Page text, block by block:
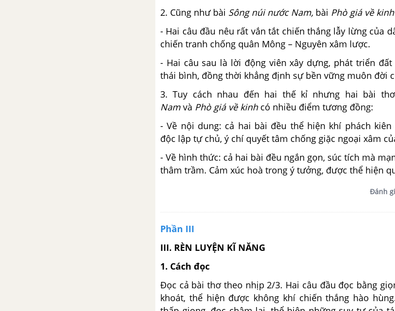
2. Cũng như bài Sông núi nước Nam, bài Phò giá về kinh
- Hai câu đầu nêu rất vắn tắt chiến thắng lẫy lừng của
chiến tranh chống quân Mông – Nguyên xâm lược.
- Hai câu sau là lời động viên xây dựng, phát triển
thái bình, đồng thời khẳng định sự bền vững muôn đời
3. Tuy cách nhau đến hai thế kỉ nhưng hai bài thơ
Nam và Phò giá về kinhcó nhiều điểm tương đồng:
- Về nội dung: cả hai bài đều thể hiện khí phách
độc lập tự chủ, ý chí quyết tâm chống giặc ngoại xâm
- Về hình thức: cả hai bài đều ngắn gọn, súc tích mà
thâm trầm. Cảm xúc hoà trong ý tưởng, được thể hiện
Đánh
Phần III
III. RÈN LUYỆN KĨ NĂNG
1. Cách đọc
Đọc cả bài thơ theo nhịp 2/3. Hai câu đầu đọc bằng
khoát, thể hiện được không khí chiến thắng hào